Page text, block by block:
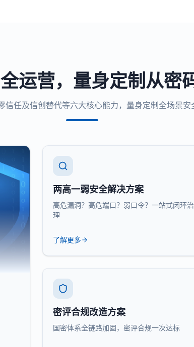
运营，量身定制从密
信任及信创替代等六大核心能力，量身定制全场景安
两高一弱安全解决方案
高危漏洞？高危端口？弱口令？一站式闭环治
理
了解更多
密评合规改造方案
国密体系全链路加固，密评合规一次达标